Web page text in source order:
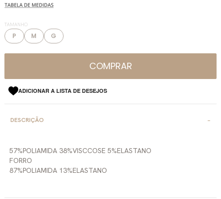
TAMANHO
P M G
COMPRAR
ADICIONAR A LISTA DE DESEJOS
DESCRIÇÃO
57%POLIAMIDA 38%VISCCOSE 5%ELASTANO
FORRO
87%POLIAMIDA 13%ELASTANO